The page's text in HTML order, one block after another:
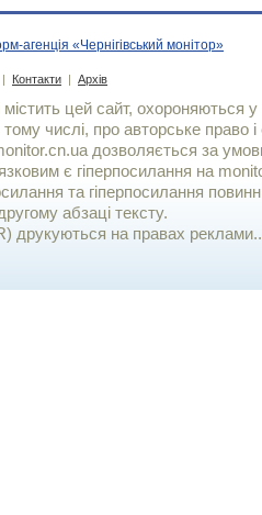
агенція «Чернігівський монітор»
| Контакти | Архів
цей сайт, охороняються у
числі, про авторське право і
дозволяється за
є гiперпосилання на
та гіперпосилання
абзаці тексту.
друкуються на правах реклами..